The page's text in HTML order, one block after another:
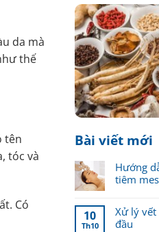
da mà
thế
tên
tóc và
Có
Bài viết mới
Hướng
tiêm
10
Th10
Xử lý vết
đầu